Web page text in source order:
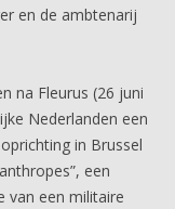
en de ambtenarij
na Fleurus (26 juni
Nederlanden een
in Brussel
een
van een militaire